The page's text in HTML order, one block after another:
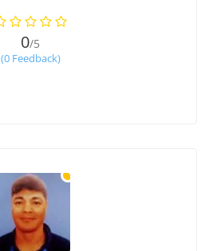
0/5
(0 Feedback)